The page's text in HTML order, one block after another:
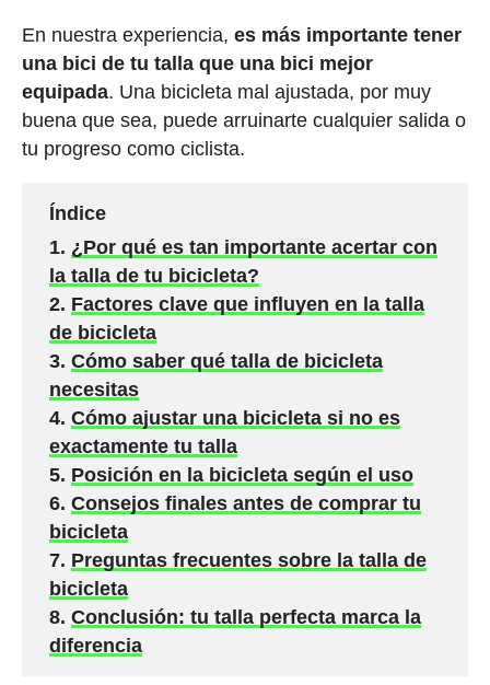
En nuestra experiencia, es más importante tener
una bici de tu talla que una bici mejor
equipada. Una bicicleta mal ajustada, por muy
buena que sea, puede arruinarte cualquier salida o
tu progreso como ciclista.
Índice
¿Por qué es tan importante acertar con
la talla de tu bicicleta?
Factores clave que influyen en la talla
de bicicleta
Cómo saber qué talla de bicicleta
necesitas
Cómo ajustar una bicicleta si no es
exactamente tu talla
Posición en la bicicleta según el uso
Consejos finales antes de comprar tu
bicicleta
Preguntas frecuentes sobre la talla de
bicicleta
Conclusión: tu talla perfecta marca la
diferencia